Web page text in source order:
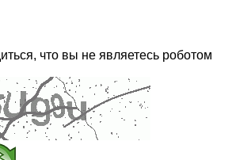
что вы не являетесь роботом